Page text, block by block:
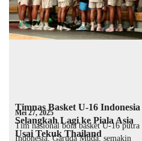
Timnas Basket U-16 Indonesia
Selangkah Lagi ke Piala Asia
Usai Tekuk Thailand
Mei 27, 2025
Tim nasional bola basket U-16 putra
Indonesia, Garuda Muda, semakin